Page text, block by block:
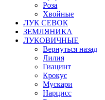
Роза
Хвойные
ЛУК СЕВОК
ЗЕМЛЯНИКА
ЛУКОВИЧНЫЕ
Вернуться назад
Лилия
Гиацинт
Крокус
Мускари
Нарцисс